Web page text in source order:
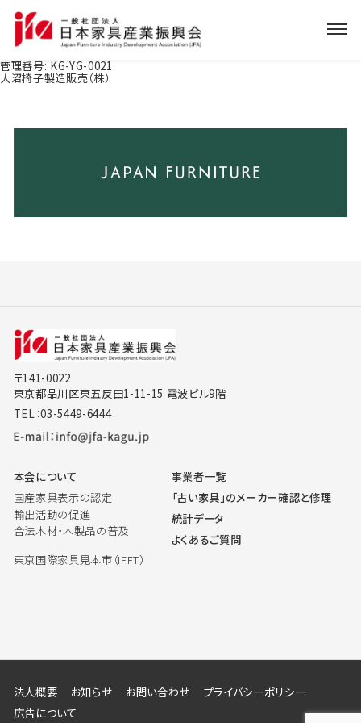
管理番号: KG-YG-0021
大沼椅子製造販売（株）
〒141-0022
東京都品川区東五反田1-11-15 電波ビル9階
TEL：03-5449-6444
本会について
国産家具表示の認定
輸出活動の促進
合法木材・木製品の普及
東京国際家具見本市（IFFT）
事業者一覧
「古い家具」のメーカー確認と修理
統計データ
よくあるご質問
法人概要 お知らせ お問い合わせ
プライバシーポリシー
広告について